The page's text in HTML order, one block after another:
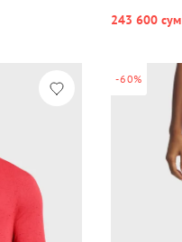
243 600 сум
-60%